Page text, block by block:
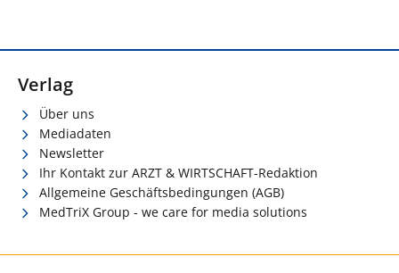
Verlag
Über uns
Mediadaten
Newsletter
Ihr Kontakt zur ARZT & WIRTSCHAFT-Redaktion
Allgemeine Geschäftsbedingungen (AGB)
MedTriX Group - we care for media solutions